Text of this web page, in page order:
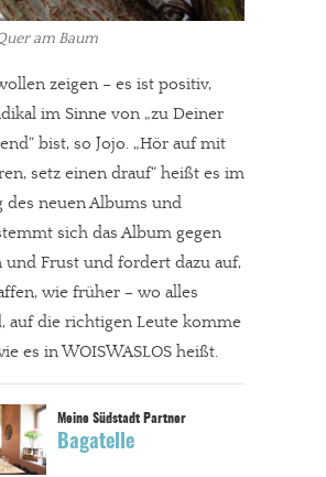
am Baum
zeigen – es ist positiv,
im Sinne von „zu Deiner
bist, so Jojo. „Hör auf mit
setz einen drauf“ heißt es im
des neuen Albums und
sich das Album gegen
und Frust und fordert dazu auf,
wie früher – wo alles
auf die richtigen Leute komme
es in WOISWASLOS heißt.
Bagatelle